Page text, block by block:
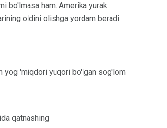
bo'lmasa ham, Amerika yurak
oldini olishga yordam beradi:
yog 'miqdori yuqori bo'lgan sog'lom
qatnashing